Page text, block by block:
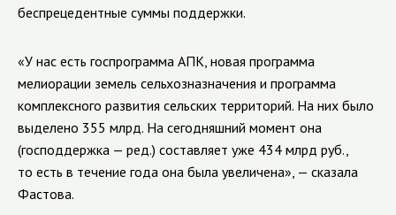
беспрецедентные суммы поддержки.
«У нас есть госпрограмма АПК, новая программа
мелиорации земель сельхозназначения и программа
комплексного развития сельских территорий. На них было
выделено 355 млрд. На сегодняшний момент она
(господдержка — ред.) составляет уже 434 млрд руб.,
то есть в течение года она была увеличена», — сказала
Фастова.